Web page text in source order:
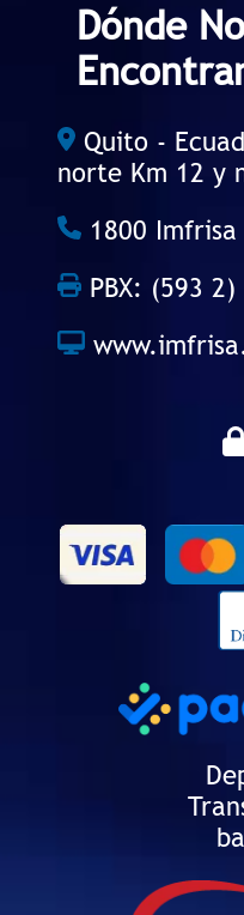
Dónde
Quito -
norte Km 12 y
1800
PBX: (593 2)